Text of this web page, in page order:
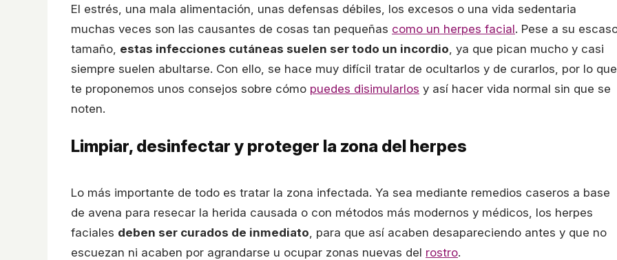
El estrés, una mala alimentación, unas defensas débiles, los excesos o una vida sedentaria
muchas veces son las causantes de cosas tan pequeñas como un herpes facial. Pese a su
tamaño, estas infecciones cutáneas suelen ser todo un incordio , ya que pican mucho y casi
siempre suelen abultarse. Con ello, se hace muy difícil tratar de ocultarlos y de curarlos, por lo que
te proponemos unos consejos sobre cómo puedes disimularlos y así hacer vida normal sin que se
noten.
Limpiar, desinfectar y proteger la zona del herpes
Lo más importante de todo es tratar la zona infectada. Ya sea mediante remedios caseros a base
de avena para resecar la herida causada o con métodos más modernos y médicos, los herpes
faciales deben ser curados de inmediato , para que así acaben desapareciendo antes y que no
escuezan ni acaben por agrandarse u ocupar zonas nuevas del rostro.